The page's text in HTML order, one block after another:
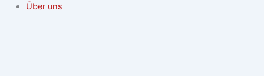
Über uns